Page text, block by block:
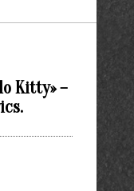
Kitty» –